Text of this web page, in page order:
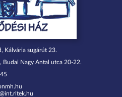
Kálvária sugárút 23.
Budai Nagy Antal utca 20-22.